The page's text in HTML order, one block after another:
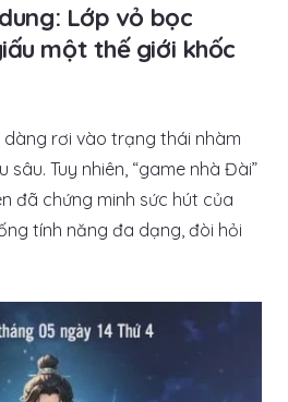
Lớp vỏ bọc
một thế giới khốc
dàng rơi vào trạng thái nhàm
sâu. Tuy nhiên, “game nhà Đài”
đã chứng minh sức hút của
tính năng đa dạng, đòi hỏi